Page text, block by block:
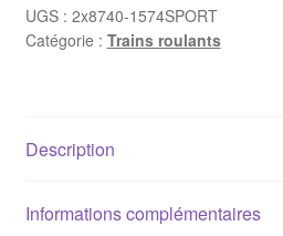
arrière
Porsche
Sport
UGS : 2x8740-1574SPORT
Catégorie : Trains roulants
Description
Informations complémentaires